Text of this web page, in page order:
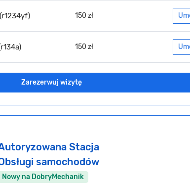
150 zł
150 zł
Zarezerwuj wizytę
Stacja
samochodów
Nowy na DobryMechanik